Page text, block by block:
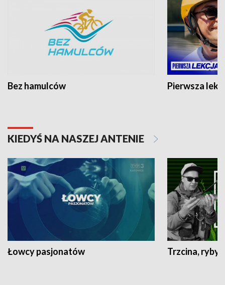
Bez hamulców Pierwsza
KIEDYŚ NA NASZEJ ANTENIE
Łowcy pasjonatów Trzcina, ryby